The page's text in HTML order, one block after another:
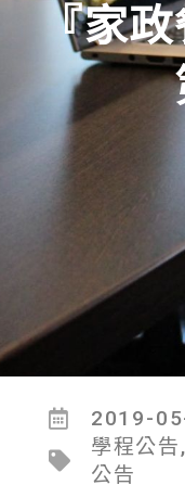
『家
2019-
學程公告,
公告